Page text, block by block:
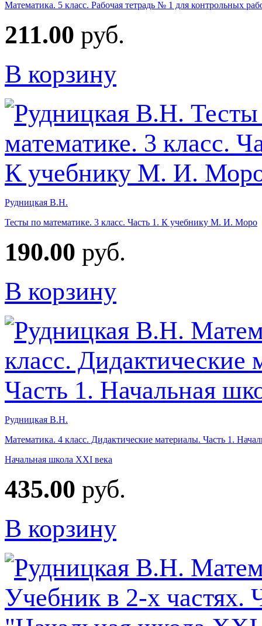
Математика. 5 класс. Рабочая тетрадь № 1 для контрольных
211.00 руб.
В корзину
Рудницкая В.Н.
Тесты по математике. 3 класс. Часть 1. К учебнику М. И. Моро
190.00 руб.
В корзину
Рудницкая В.Н.
Математика. 4 класс. Дидактические материалы. Часть 1.
Начальная школа XXI века
435.00 руб.
В корзину